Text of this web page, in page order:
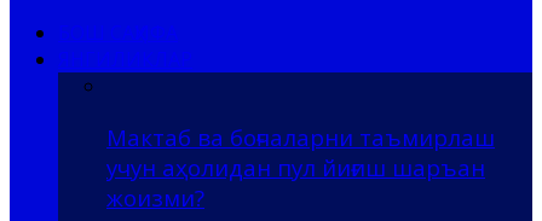
Мактаб ва боғчаларни таъмирлаш
учун аҳолидан пул йиғиш шаръан
жоизми?